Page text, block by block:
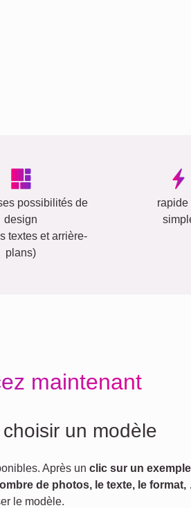
possibilités de
design
textes et arrière-
plans)
rapide
maintenant
un modèle
Après un clic sur un exemple
de photos, le texte, le format,
le modèle.